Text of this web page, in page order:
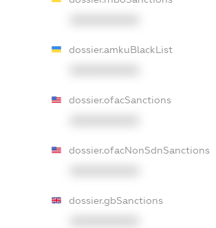
dossier.amkuBlackList
dossier.ofacSanctions
dossier.ofacNonSdnSanctions
dossier.gbSanctions